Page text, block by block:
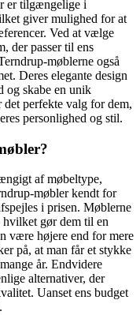
er tilgængelige i
giver mulighed for at
Ved at vælge
der passer til ens
møblerne også
Deres elegante design
skabe en unik
perfekte valg for dem,
personlighed og stil.
af møbeltype,
møbler kendt for
i prisen. Møblerne
gør dem til en
være højere end for mere
på, at man får et stykke
år. Endvidere
alternativer, der
Uanset ens budget